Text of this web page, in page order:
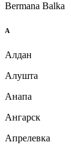
Bermana Balka
А
Алдан
Алушта
Анапа
Ангарск
Апрелевка